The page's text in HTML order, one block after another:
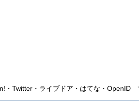
・Twitter・ライブドア・はてな・OpenID